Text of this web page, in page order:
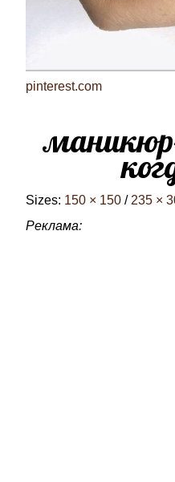
pinterest.com
Sizes: 150 × 150 / 235 ×
Реклама: